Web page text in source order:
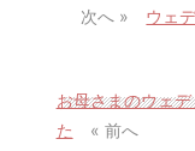
次へ » ウェ
お母さまのウェ
た « 前へ